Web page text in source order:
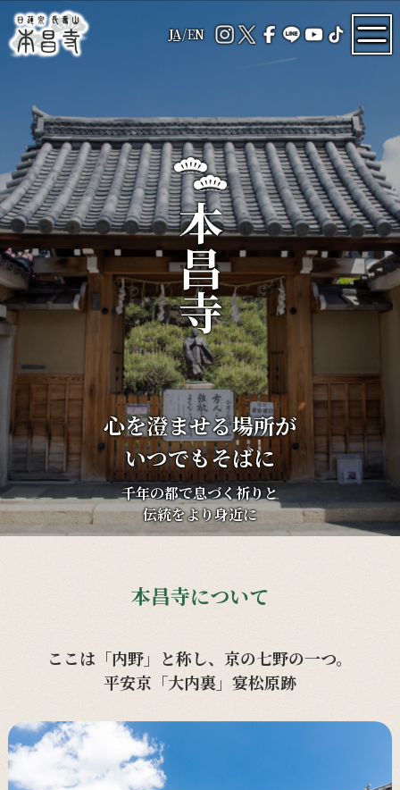
JA/EN
心を澄ませる場所が
いつでもそばに
千年の都で息づく祈りと
伝統をより身近に
本昌寺
本昌寺について
ここは「内野」と称し、京の七野の一つ。
平安京「大内裏」宴松原跡